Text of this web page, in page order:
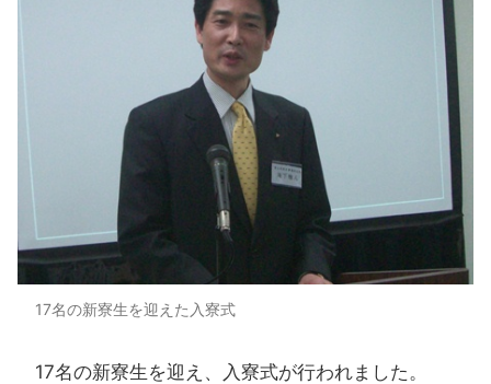
17名の新寮生を迎えた入寮式
17名の​新寮生を​迎え、​入寮式が​行われました。​